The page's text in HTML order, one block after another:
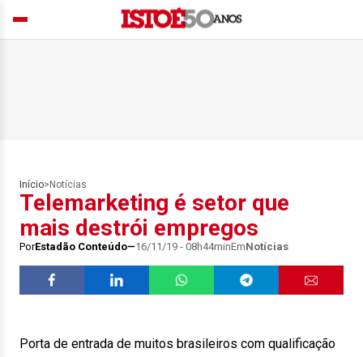
Início> Notícias
Telemarketing é setor que
mais destrói empregos
PorEstadão Conteúdo 16/11/19 - 08h44minEmNotícias
Porta de entrada de muitos brasileiros com qualificação